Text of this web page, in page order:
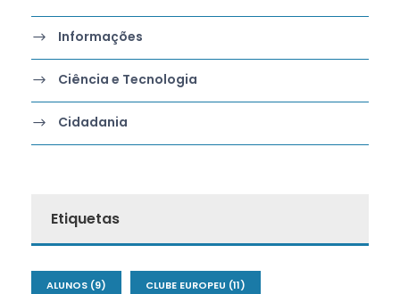
Informações
Ciência e Tecnologia
Cidadania
Etiquetas
ALUNOS (9) CLUBE EUROPEU (11)